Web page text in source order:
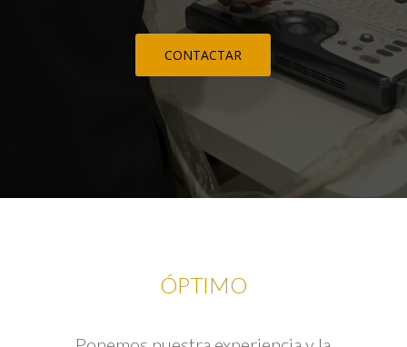
CONTACTAR
ÓPTIMO